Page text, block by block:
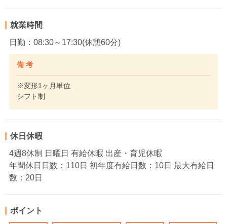
就業時間
日勤：08:30～17:30(休憩60分)
備 考
※変形1ヶ月単位
シフト制
休日休暇
4週8休制 日曜日 有給休暇 出産・育児休暇
年間休日日数：110日 初年度有給日数：10日 最大有給日
数：20日
ポイント